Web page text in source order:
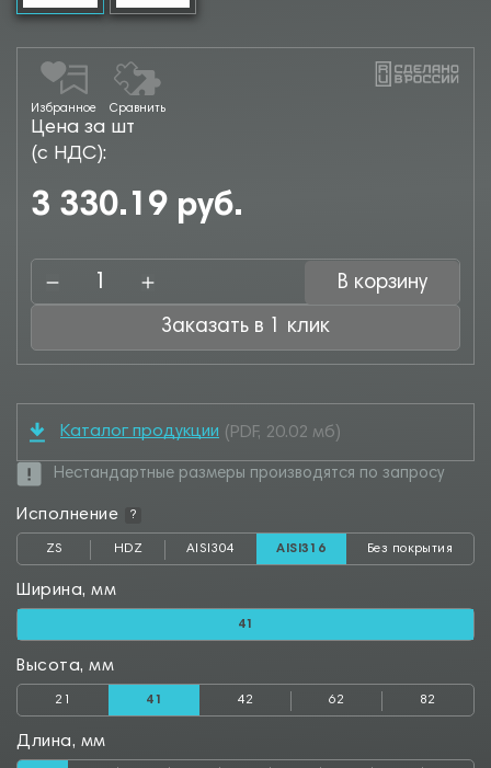
Избранное Сравнить
Цена за шт
(с НДС):
3 330.19 руб.
В корзину
Заказать в 1 клик
Каталог продукции (PDF, 20.02 мб)
Нестандартные размеры производятся по запросу
Исполнение ?
ZS HDZ AISI304 AISI316 Без покрытия
Ширина, мм
41
Высота, мм
21 41 42 62 82
Длина, мм